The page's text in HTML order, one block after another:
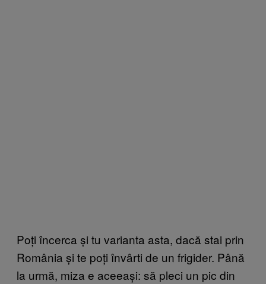
Poți încerca și tu varianta asta, dacă stai prin
România și te poți învârti de un frigider. Până
la urmă, miza e aceeași: să pleci un pic din